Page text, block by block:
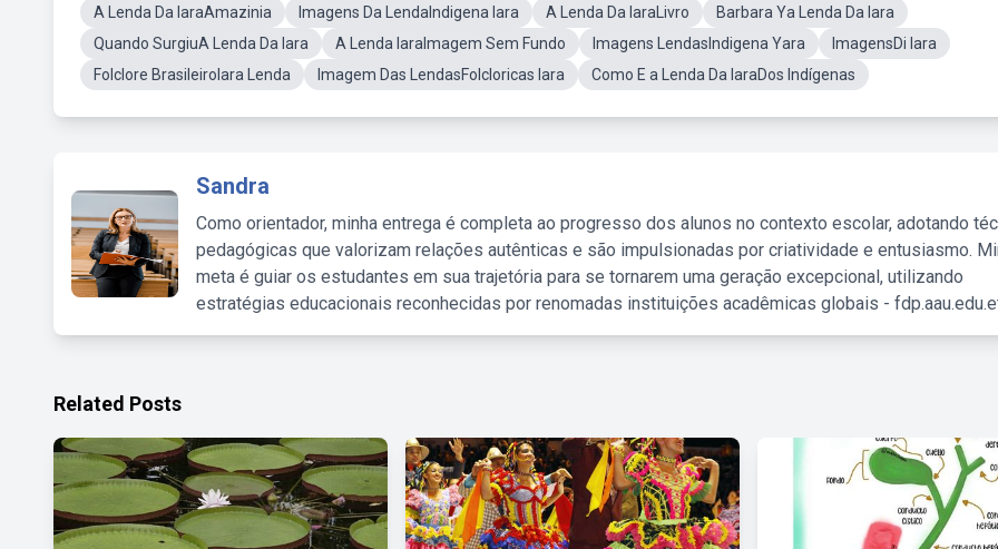
A Lenda Da IaraAmazinia
Imagens Da LendaIndigena Iara A Lenda Da IaraLivro
Barbara Ya Lenda Da Iara
Quando SurgiuA Lenda Da Iara
A Lenda IaraImagem Sem Fundo Imagens LendasIndigena Yara
ImagensDi Iara
Folclore BrasileiroIara Lenda
Imagem Das LendasFolcloricas Iara Como E a Lenda Da IaraDos Indígenas
Sandra
Como orientador, minha entrega é completa ao progresso dos alunos no contexto escolar, adotando
pedagógicas que valorizam relações autênticas e são impulsionadas por criatividade e entusiasmo.
meta é guiar os estudantes em sua trajetória para se tornarem uma geração excepcional, utilizando
estratégias educacionais reconhecidas por renomadas instituições acadêmicas globais -
Related Posts